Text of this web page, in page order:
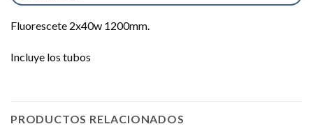
Fluorescete 2x40w 1200mm.
Incluye los tubos
PRODUCTOS RELACIONADOS